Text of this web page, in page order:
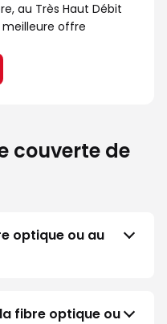
au Très Haut Débit
meilleure offre
couverte de
optique ou au
fibre optique ou